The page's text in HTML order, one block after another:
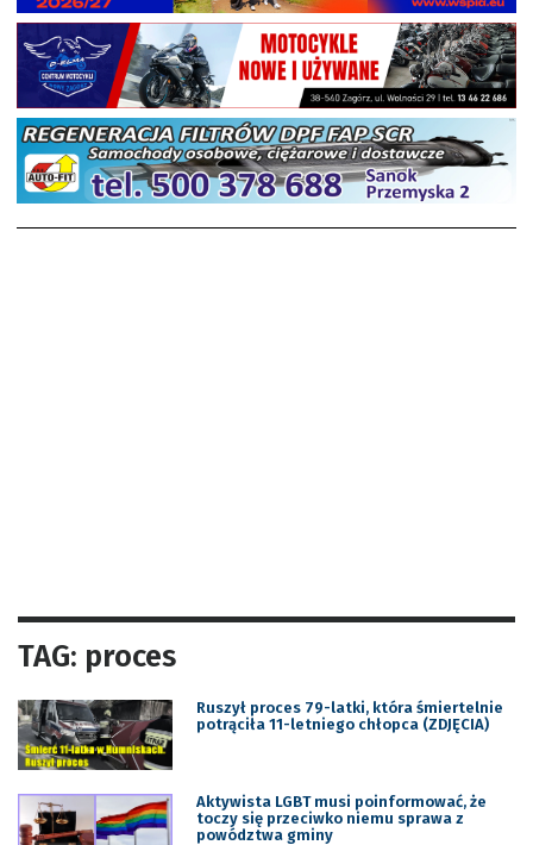
TAG: proces
Ruszył proces 79-latki, która śmiertelnie
potrąciła 11-letniego chłopca (ZDJĘCIA)
Aktywista LGBT musi poinformować, że
toczy się przeciwko niemu sprawa z
powództwa gminy